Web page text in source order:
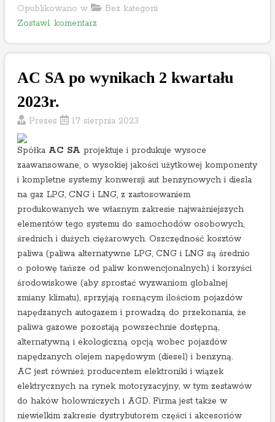
.
Opublikowano w
Bez kategorii
Zostaw1 komentarzo
A
B
–
o
d
s
u
m
o
w
a
n
i
e
w
y
n
i
k
ó
w
AC SA po wynikach 2 kwartału
2023r.
Prezes 17 sierpnia 2023
Spółka AC SA projektuje i produkuje wysoce
zaawansowane, o wysokiej jakości użytkowej komponenty
i kompletne systemy konwersji aut benzynowych i diesla
na gaz LPG, CNG i LNG, z zastosowaniem
produkowanych we własnym zakresie najważniejszych
elementów tego systemu do samochodów osobowych,
średnich i dużych ciężarowych. Oszczędność kosztów
paliwa (paliwa alternatywne LPG, CNG i LNG są średnio
o połowę tańsze od paliw konwencjonalnych) i korzyści
środowiskowe (aby sprostać wyzwaniom globalnej
zmiany klimatu), sprzyjają rosnącym ilościom pojazdów
napędzanych autogazem i prowadzą do przekonania, że
paliwa gazowe pozostają powszechnie dostępną,
alternatywną i ekologiczną opcją wobec pojazdów
napędzanych olejem napędowym (diesel) i benzyną.
AC jest również producentem elektroniki i wiązek
elektrycznych na rynek motoryzacyjny, w tym zestawów
do haków holowniczych i AGD. Firma jest także w
niewielkim zakresie dystrybutorem części i akcesoriów